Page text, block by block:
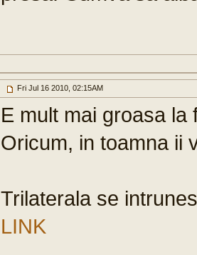
Fri Jul 16 2010, 02:15AM
E mult mai groasa la
Oricum, in toamna ii
Trilaterala se
LINK